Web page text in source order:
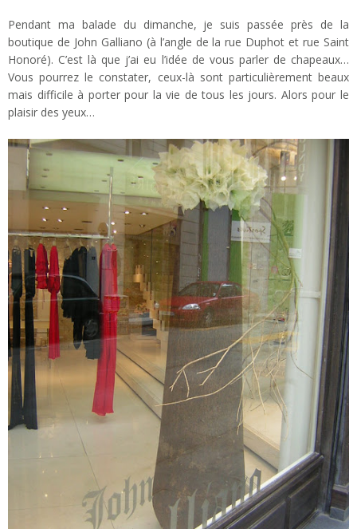
Pendant ma balade du dimanche, je suis passée près de la
boutique de John Galliano (à l’angle de la rue Duphot et rue Saint
Honoré). C’est là que j’ai eu l’idée de vous parler de chapeaux…
Vous pourrez le constater, ceux-là sont particulièrement beaux
mais difficile à porter pour la vie de tous les jours. Alors pour le
plaisir des yeux…